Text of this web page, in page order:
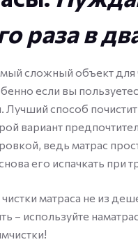
раза в
сложный объект для
если вы
Лучший способ
вариант
ведь матрас
его испачкать при
матраса не из
– используйте